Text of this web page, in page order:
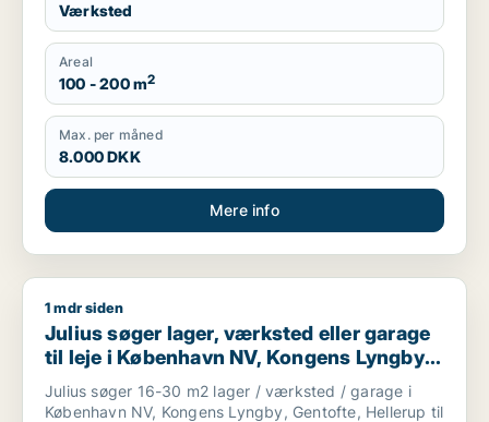
Værksted
Areal
100 - 200 m2
Max. per måned
8.000 DKK
Mere info
Julius søger lager, værksted eller garage til leje i
1 mdr siden
Julius søger lager, værksted eller garage
til leje i København NV, Kongens Lyngby
eller Gentofte m.fl.
Julius søger 16-30 m2 lager / værksted / garage i
København NV, Kongens Lyngby, Gentofte, Hellerup til